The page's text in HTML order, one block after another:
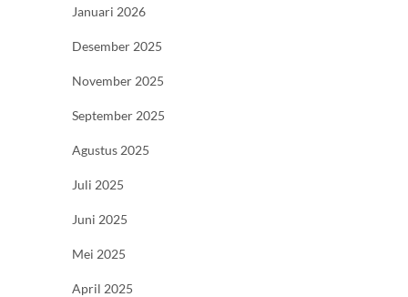
Januari 2026
Desember 2025
November 2025
September 2025
Agustus 2025
Juli 2025
Juni 2025
Mei 2025
April 2025